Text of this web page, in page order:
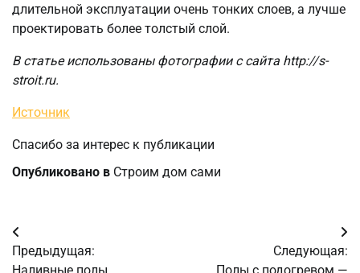
длительной эксплуатации очень тонких слоев, а лучше
проектировать более толстый слой.
В статье использованы фотографии с сайта http://s-
stroit.ru.
Источник
Спасибо за интерес к публикации
Опубликовано в Строим дом сами
Навигация
по
Предыдущая:
Следующая: